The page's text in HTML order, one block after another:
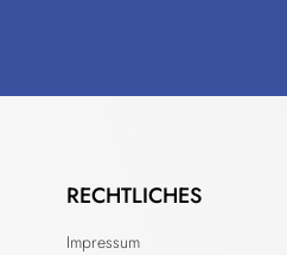
RECHTLICHES
Impressum